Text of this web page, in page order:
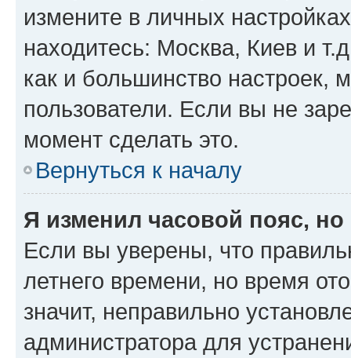
измените в личных
находитесь: Москва, Киев и
как и большинство настроек,
пользователи. Если вы не
момент сделать это.
Вернуться к началу
Я изменил часовой пояс,
Если вы уверены, что
летнего времени, но время
значит, неправильно
администратора для